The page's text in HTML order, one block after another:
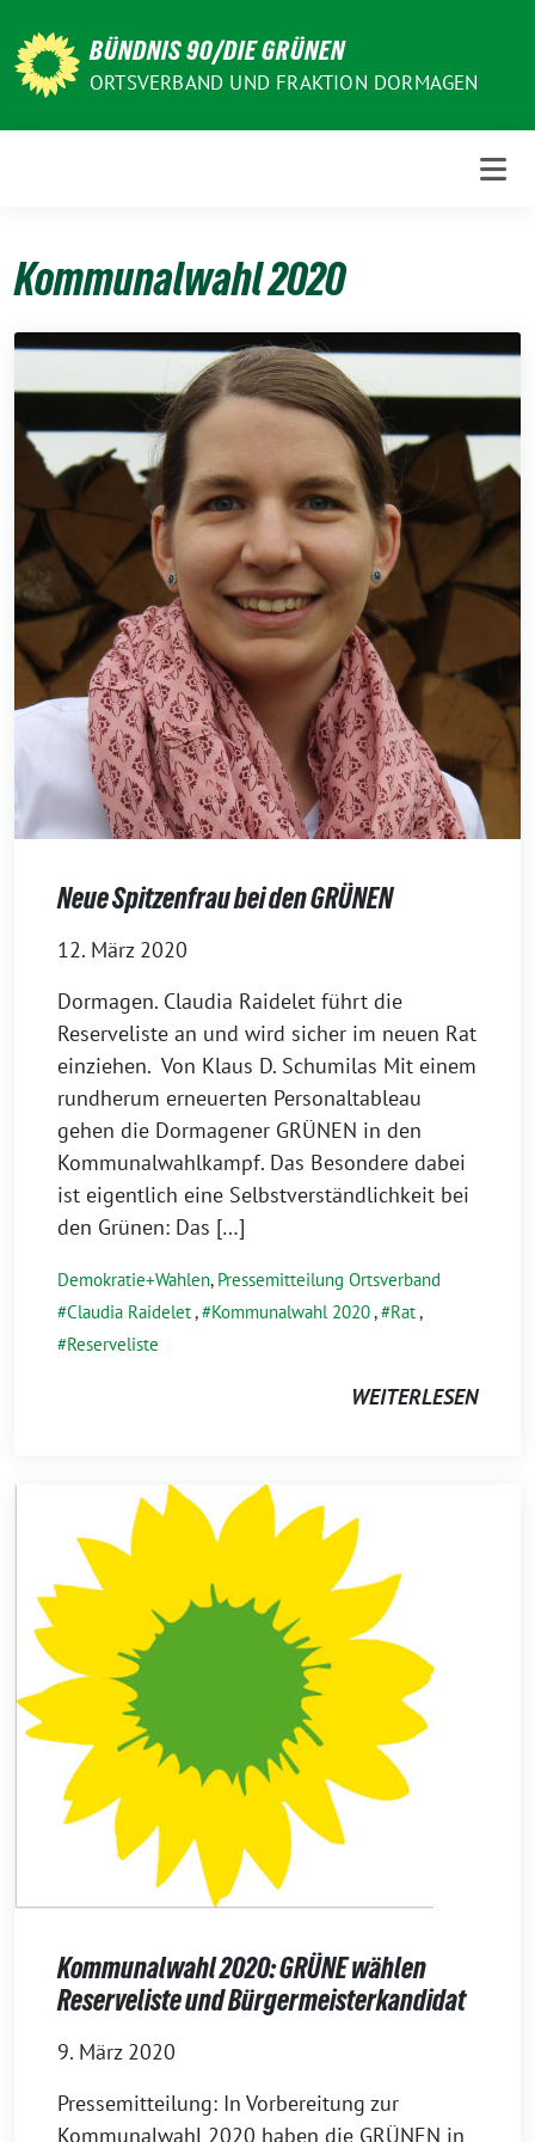
zum
Inhalt
BÜNDNIS 90/DIE GRÜNEN
ORTSVERBAND UND FRAKTION DORMAGEN
Kommunalwahl 2020
Neue Spitzenfrau bei den GRÜNEN
12. März 2020
Dormagen. Claudia Raidelet führt die
Reserveliste an und wird sicher im neuen Rat
einziehen. Von Klaus D. Schumilas Mit einem
rundherum erneuerten Personaltableau
gehen die Dormagener GRÜNEN in den
Kommunalwahlkampf. Das Besondere dabei
ist eigentlich eine Selbstverständlichkeit bei
den Grünen: Das […]
Demokratie+Wahlen, Pressemitteilung Ortsverband
Claudia Raidelet, Kommunalwahl 2020, Rat,
Reserveliste
WEITERLESEN
Kommunalwahl 2020: GRÜNE wählen
Reserveliste und Bürgermeisterkandidat
9. März 2020
Pressemitteilung: In Vorbereitung zur
Kommunalwahl 2020 haben die GRÜNEN in